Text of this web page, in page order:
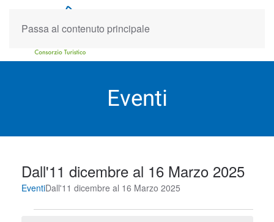
Passa al contenuto principale
Eventi
Dall'11 dicembre al 16 Marzo 2025
EventiDall'11 dicembre al 16 Marzo 2025